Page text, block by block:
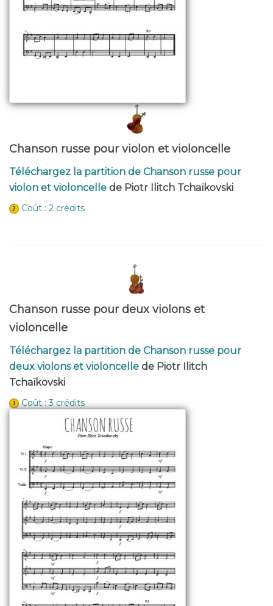
Chanson russe pour violon et violoncelle
Téléchargez la partition de Chanson russe pour
violon et violoncelle de Piotr Ilitch Tchaïkovski
Coût : 2 crédits
Chanson russe pour deux violons et
violoncelle
Téléchargez la partition de Chanson russe pour
deux violons et violoncelle de Piotr Ilitch
Tchaïkovski
Coût : 3 crédits